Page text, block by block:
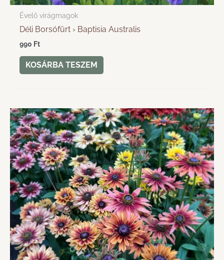
Évelő virágmagok
Déli Borsófürt › Baptisia Australis
990 Ft
KOSÁRBA TESZEM